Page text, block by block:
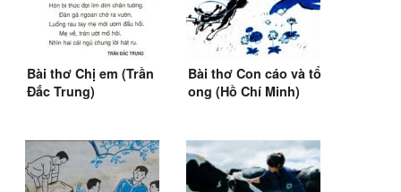
Bài thơ Chị em (Trần
Đắc Trung)
Bài thơ Con cáo và tổ
ong (Hồ Chí Minh)